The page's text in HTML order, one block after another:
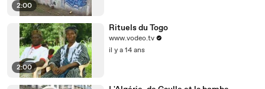
2:00
2:00
Rituels du Togo
www.vodeo.tv
il y a 14 ans